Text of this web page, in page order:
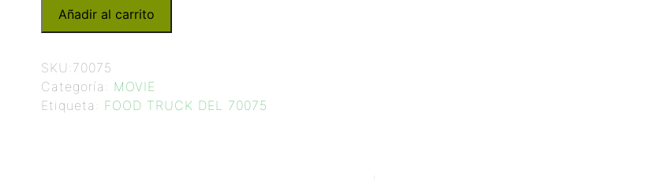
Añadir al carrito
SKU: 70075
Categoría: MOVIE
Etiqueta: FOOD TRUCK DEL 70075